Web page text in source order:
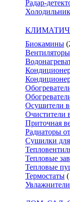
Радар-
Биокамины
Вентиляторы
Осушители
Очистители
Приточная
Радиаторы
Сушилки
Тепловые
Тепловые
Термостаты